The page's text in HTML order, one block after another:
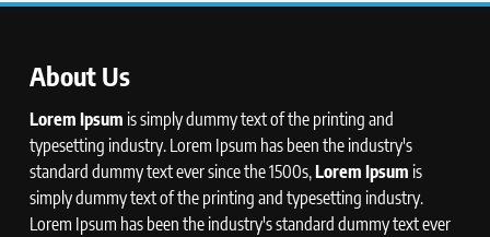
About Us
Lorem Ipsum is simply dummy text of the printing and
typesetting industry. Lorem Ipsum has been the industry's
standard dummy text ever since the 1500s,Lorem Ipsum is
simply dummy text of the printing and typesetting industry.
Lorem Ipsum has been the industry's standard dummy text ever